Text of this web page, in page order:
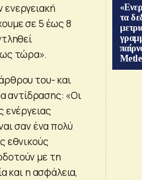
σε 5 έως 8
τώρα».
του- και
αντίδρασης: «Οι
ενέργειας
σαν ένα πολύ
εθνικούς
με τη
και η ασφάλεια,
τα